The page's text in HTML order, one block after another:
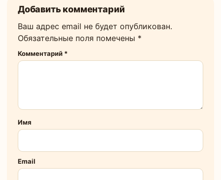
Добавить комментарий
Ваш адрес email не будет опубликован.
Обязательные поля помечены *
Комментарий *
Имя
Email